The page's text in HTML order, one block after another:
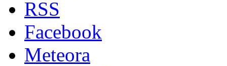
RSS
Facebook
Meteora